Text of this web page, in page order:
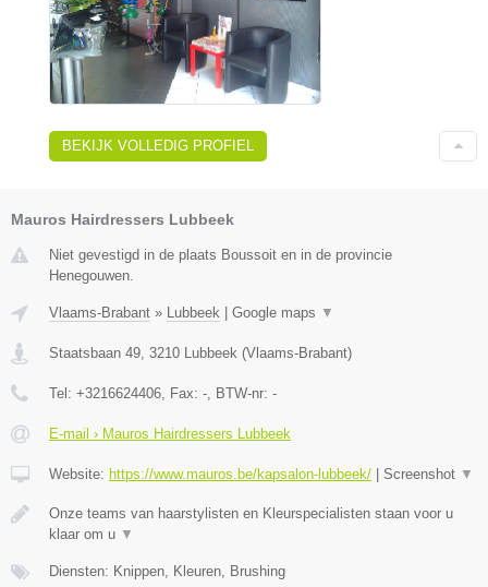
BEKIJK VOLLEDIG PROFIEL
Mauros Hairdressers Lubbeek
Niet gevestigd in de plaats Boussoit en in de provincie
Henegouwen.
Vlaams-Brabant » Lubbeek Google maps ▼
Staatsbaan 49, 3210 Lubbeek (Vlaams-Brabant)
Tel: +3216624406, Fax: -, BTW-nr: -
E-mail › Mauros Hairdressers Lubbeek
Website: https://www.mauros.be/kapsalon-lubbeek/ Screenshot ▼
Onze teams van haarstylisten en Kleurspecialisten staan voor u
klaar om u ▼
Diensten: Knippen, Kleuren, Brushing